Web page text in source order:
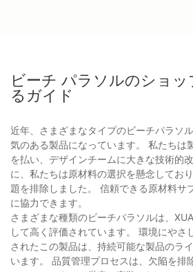
ビーチ パラソルのショ
るガイド
近年、さまざまなタイプのビーチパラソ
気のある製品になっています。 私たちは
を払い、デザインチームに大きな技術的
に、私たちは原材料の選択を懸念してお
題を排除しました。 信頼できる原材料サ
に協力できます。
さまざまな種類のビーチパラソルは、
して高く評価されています。 環境にやさ
されたこの製品は、持続可能な製品のラ
います。 品質管理プロセスは、欠陥を排